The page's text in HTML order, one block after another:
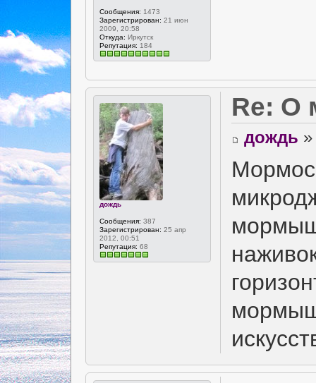
Сообщения: 1473
Зарегистрирован: 21 июн
2009, 20:58
Откуда: Иркутск
Репутация: 184
дождь
Сообщения: 387
Зарегистрирован: 25 апр
2012, 00:51
Репутация: 68
Re: О
дождь